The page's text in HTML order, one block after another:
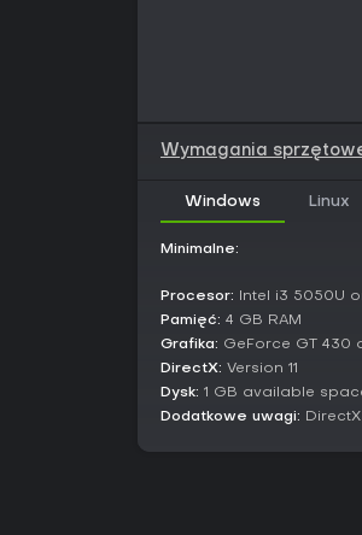
Wymagania
Windows Linux
Minimalne:
Procesor: Intel i3 5050U
Pamięć: 4 GB RAM
Grafika: GeForce GT 430
DirectX: Version 11
Dysk: 1 GB available
Dodatkowe uwagi: